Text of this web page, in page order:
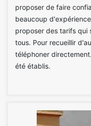
proposer de faire
beaucoup
proposer des tarifs qui
tous. Pour recueillir
téléphoner
été établis.